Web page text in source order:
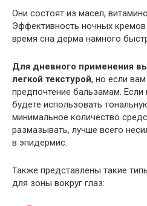
Они состоят из масел,
Эффективность ночных кремов
время сна дерма намного
Для дневного применения
легкой текстурой, но если
предпочтение бальзамам. Если
будете использовать
минимальное количество
размазывать, лучше всего
в эпидермис.
Также представлены такие
для зоны вокруг глаз: